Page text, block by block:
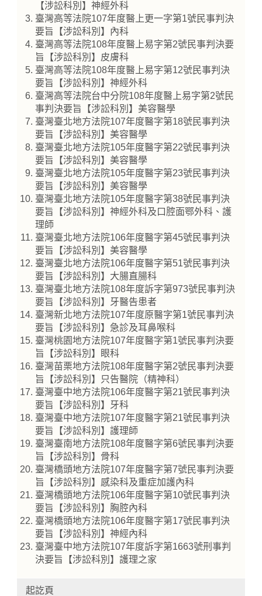
【涉訟科別】神經外科
臺灣高等法院107年度醫上更一字第1號民事判決
要旨【涉訟科別】內科
臺灣高等法院108年度醫上易字第2號民事判決要
旨【涉訟科別】皮膚科
臺灣高等法院108年度醫上易字第12號民事判決
要旨【涉訟科別】神經外科
臺灣高等法院台中分院108年度醫上易字第2號民
事判決要旨【涉訟科別】美容醫學
臺灣臺北地方法院107年度醫字第18號民事判決
要旨【涉訟科別】美容醫學
臺灣臺北地方法院105年度醫字第22號民事判決
要旨【涉訟科別】美容醫學
臺灣臺北地方法院105年度醫字第23號民事判決
要旨【涉訟科別】美容醫學
臺灣臺北地方法院105年度醫字第38號民事判決
要旨【涉訟科別】神經外科及口腔面鄂外科、護
理師
臺灣臺北地方法院106年度醫字第45號民事判決
要旨【涉訟科別】美容醫學
臺灣臺北地方法院106年度醫字第51號民事判決
要旨【涉訟科別】大腸直腸科
臺灣臺北地方法院108年度訴字第973號民事判決
要旨【涉訟科別】牙醫告患者
臺灣新北地方法院107年度原醫字第1號民事判決
要旨【涉訟科別】急診及耳鼻喉科
臺灣桃園地方法院107年度醫字第1號民事判決要
旨【涉訟科別】眼科
臺灣苗栗地方法院108年度醫字第2號民事判決要
旨【涉訟科別】只告醫院（精神科）
臺灣臺中地方法院106年度醫字第21號民事判決
要旨【涉訟科別】牙科
臺灣臺中地方法院107年度醫字第21號民事判決
要旨【涉訟科別】護理師
臺灣臺南地方法院108年度醫字第6號民事判決要
旨【涉訟科別】骨科
臺灣橋頭地方法院107年度醫字第7號民事判決要
旨【涉訟科別】感染科及重症加護內科
臺灣橋頭地方法院106年度醫字第10號民事判決
要旨【涉訟科別】胸腔內科
臺灣橋頭地方法院106年度醫字第17號民事判決
要旨【涉訟科別】神經內科
臺灣臺中地方法院107年度訴字第1663號刑事判
決要旨【涉訟科別】護理之家
起訖頁